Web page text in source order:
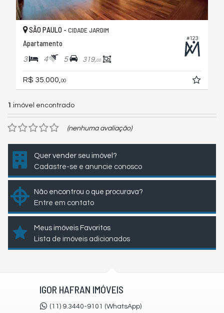
#123
SÃO PAULO - CIDADE JARDIM
Apartamento
3 4 5 319,00
R$ 35.000, 00
1 imóvel encontrado
(nenhuma avaliação)
Quer vender seu imóvel?
Cadastre-se e anuncie conosco
Não encontrou o que procurava?
Entre em contato
Meus imóveis Favoritos
Lista de imóveis adicionados
IGOR HAFRAN IMÓVEIS
(11) 9.3440-9101 (WhatsApp)